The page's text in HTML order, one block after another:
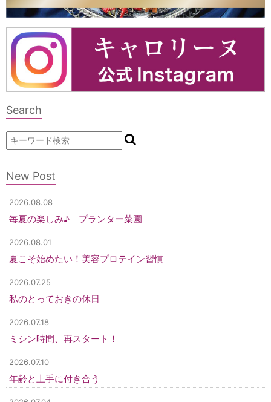
Search
New Post
2026.08.08
毎夏の楽しみ♪ プランター菜園
2026.08.01
夏こそ始めたい！美容プロテイン習慣
2026.07.25
私のとっておきの休日
2026.07.18
ミシン時間、再スタート！
2026.07.10
年齢と上手に付き合う